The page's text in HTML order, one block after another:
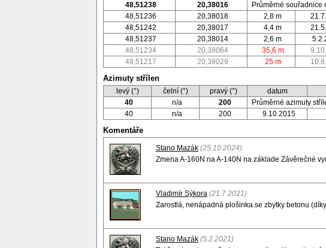
48,51238
20,38016
Průměrné souřadnice
48,51236
20,38018 2,8 m
48,51242
20,38017 4,4 m
48,51237
20,38014 2,6 m
48,51234
20,38064 35,6 m
48,51217
20,38029 25 m
Azimuty střílen
levý (°) čelní (°) pravý (°) datum
40
n/a 200
Průměrné azimuty
40
n/a 200 9.10.2015
Komentáře
Stano Mazák (25.10.2024)
Zmena A-160N na A-140N na základe Závěrečné
Vladimír Sýkora (21.7.2021)
Zarostlá, nenápadná plošinka se zbytky betonu
Stano Mazák (5.2.2021)